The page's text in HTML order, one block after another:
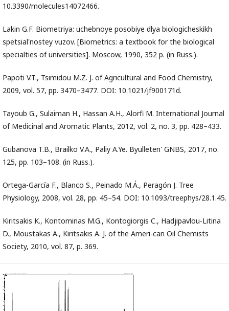
10.3390/molecules14072466.
Lakin G.F. Biometriya: uchebnoye posobiye dlya biologicheskikh
spetsial'nostey vuzov. [Biometrics: a textbook for the biological
specialties of universities]. Moscow, 1990, 352 p. (in Russ.).
Papoti V.T., Tsimidou M.Z. J. of Agricultural and Food Chemistry,
2009, vol. 57, pp. 3470–3477. DOI: 10.1021/jf900171d.
Tayoub G., Sulaiman H., Hassan A.H., Alorfi M. International Journal
of Medicinal and Aromatic Plants, 2012, vol. 2, no. 3, pp. 428–433.
Gubanova T.B., Brailko V.A., Paliy A.Ye. Byulleten' GNBS, 2017, no.
125, pp. 103–108. (in Russ.).
Ortega-García F., Blanco S., Peinado M.Á., Peragón J. Tree
Physiology, 2008, vol. 28, pp. 45–54. DOI: 10.1093/treephys/28.1.45.
Kiritsakis K., Kontominas M.G., Kontogiorgis C., Hadjipavlou-Litina
D., Moustakas A., Kiritsakis A. J. of the Ameri-can Oil Chemists
Society, 2010, vol. 87, p. 369.